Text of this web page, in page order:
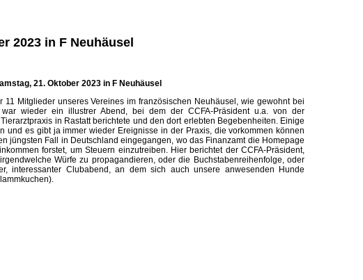
2023 in F Neuhäusel
21. Oktober 2023 in F Neuhäusel
Mitglieder unseres Vereines im französischen Neuhäusel, wie gewohnt bei
wieder ein illustrer Abend, bei dem der CCFA-Präsident u.a. von der
in Rastatt berichtete und den dort erlebten Begebenheiten. Einige
und es gibt ja immer wieder Ereignisse in der Praxis, die vorkommen können
jüngsten Fall in Deutschland eingegangen, wo das Finanzamt die Homepage
forstet, um Steuern einzutreiben. Hier berichtet der CCFA-Präsident,
Würfe zu propagandieren, oder die Buchstabenreihenfolge, oder
interessanter Clubabend, an dem sich auch unsere anwesenden Hunde